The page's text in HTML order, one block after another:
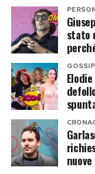
look interi, i
spezzati e i
confermano le
cinque secondi,
La palette
Se il bianco
per eccellenza
offre alternative
tendenza
stato
GOSSIP